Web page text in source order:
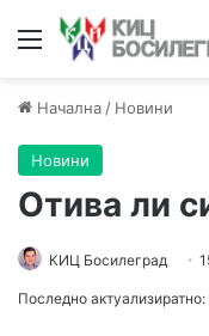
Меню
Начална / Новини
Новини
Отива ли
КИЦ Босилеград
Последно